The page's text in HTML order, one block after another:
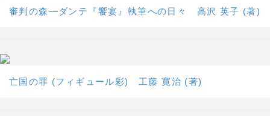
審判の森―ダンテ『饗宴』執筆への日々 高沢 英子 (著)
亡国の罪 (フィギュール彩) 工藤 寛治 (著)